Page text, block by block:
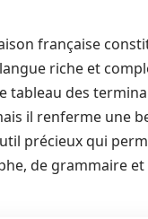
française
riche et
tableau des
il renferme une
précieux qui
de grammaire et